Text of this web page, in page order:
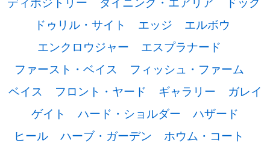
ドゥリル・サイト
エッジ
エルボウ
エンクロウジャー
エスプラナード
ファースト・ベイス
フィッシュ・ファーム
ベイス
フロント・ヤード ギャラリー
ガレイ
ゲイト
ハード・ショルダー
ハザード
ヒール
ハーブ・ガーデン
ホウム・コート